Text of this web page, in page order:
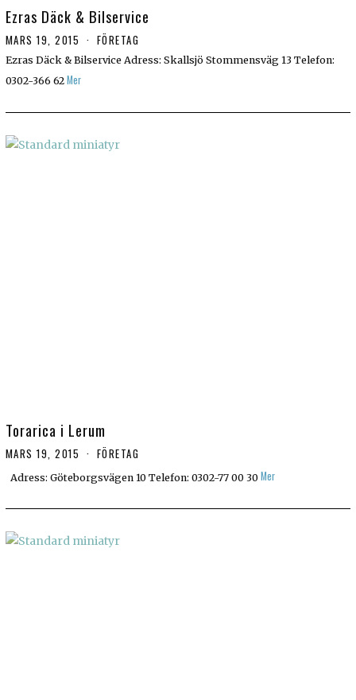
Ezras Däck & Bilservice
MARS 19, 2015 FÖRETAG
Ezras Däck & Bilservice Adress: Skallsjö Stommensväg 13 Telefon:
0302-366 62 Mer
Torarica i Lerum
MARS 19, 2015 FÖRETAG
Adress: Göteborgsvägen 10 Telefon: 0302-77 00 30 Mer